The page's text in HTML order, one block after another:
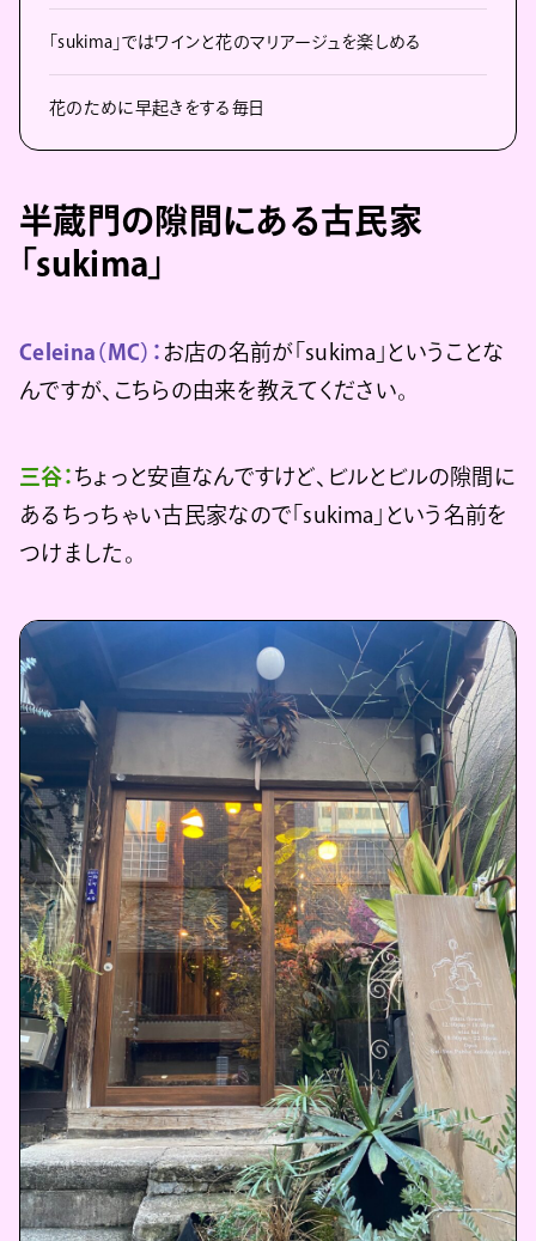
「sukima」ではワインと花のマリアージュを楽しめる
花のために早起きをする毎日
半蔵門の隙間にある古民家
「sukima」
Celeina（MC）： お店の名前が「sukima」ということな
んですが、こちらの由来を教えてください。
三谷： ちょっと安直なんですけど、ビルとビルの隙間に
あるちっちゃい古民家なので「sukima」という名前を
つけました。